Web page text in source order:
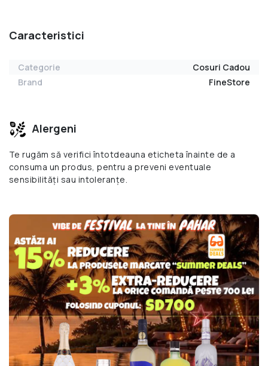
Caracteristici
Categorie
Cosuri Cadou
Brand
FineStore
Alergeni
Te rugăm să verifici întotdeauna eticheta înainte de a
consuma un produs, pentru a preveni eventuale
sensibilități sau intoleranțe.